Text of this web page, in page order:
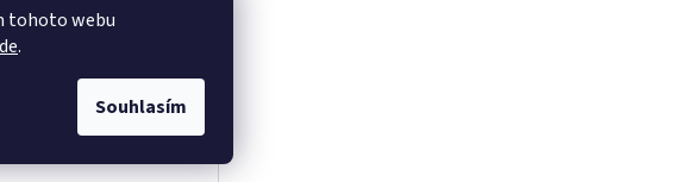
tohoto webu
.
Souhlasím